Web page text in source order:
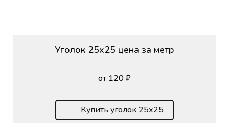
Уголок 25х25 цена за метр
от 120 ₽
Купить уголок 25х25